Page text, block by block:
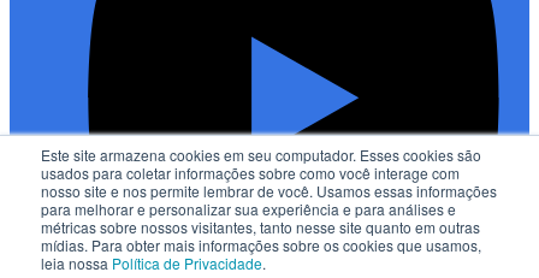
Este site armazena cookies em seu computador. Esses cookies são
usados para coletar informações sobre como você interage com
nosso site e nos permite lembrar de você. Usamos essas informações
para melhorar e personalizar sua experiência e para análises e
métricas sobre nossos visitantes, tanto nesse site quanto em outras
mídias. Para obter mais informações sobre os cookies que usamos,
leia nossa Política de Privacidade.